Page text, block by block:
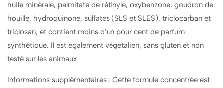
huile minérale, palmitate de rétinyle, oxybenzone, goudron de
houille, hydroquinone, sulfates (SLS et SLES), triclocarban et
triclosan, et contient moins d’un pour cent de parfum
synthétique. Il est également végétalien, sans gluten et non
testé sur les animaux
Informations supplémentaires : Cette formule concentrée est